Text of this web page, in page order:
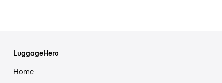
LuggageHero
Home